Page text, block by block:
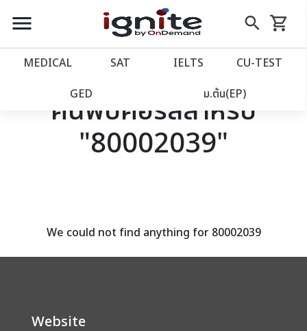
close
account_balance หน้าแรก
เว็บไซต์อิกไนท์
โปรโมชั่น
assignment ลงทะเบียน
menu search
Skip
to
shopping_cart
รถเข็น
MEDICAL SAT IELTS CU‑TEST
GED ม.ต้น(EP)
ค้นพบคอร์สสำหรับ
"80002039"
We could not find anything for 80002039
Website